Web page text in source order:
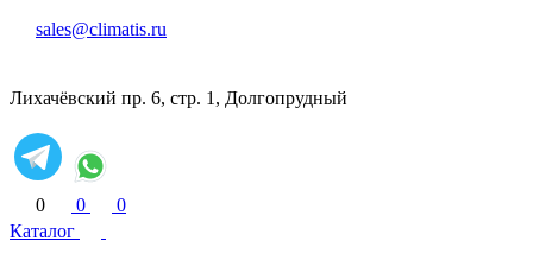
sales@climatis.ru
Лихачёвский пр. 6, стр. 1, Долгопрудный
0 0
0
Каталог